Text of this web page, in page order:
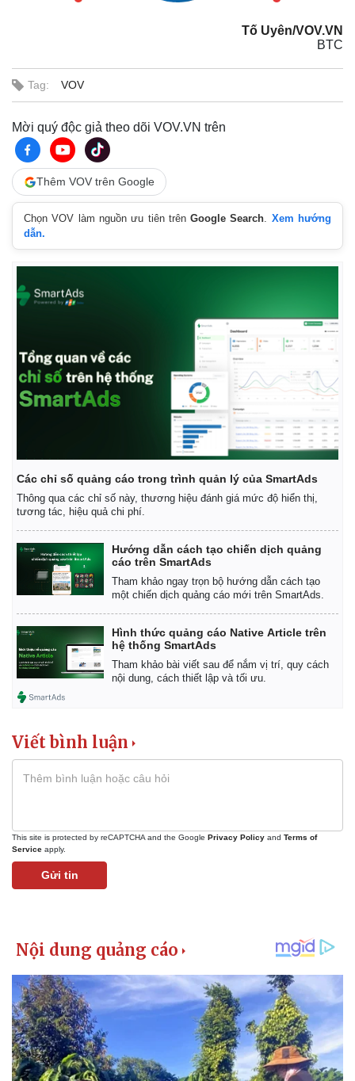
Pháp luật
Vụ án
Tư vấn luật
Quân sự - Quốc phòng
Tố Uyên/VOV.VN
BTC
Tag: VOV
Mời quý độc giả theo dõi VOV.VN trên
Thêm VOV trên Google
Chọn VOV làm nguồn ưu tiên trênGoogle Search. Xem hướng
dẫn.
Các chỉ số quảng cáo trong trình quản lý của SmartAds
Thông qua các chỉ số này, thương hiệu đánh giá mức độ hiển thị,
tương tác, hiệu quả chi phí.
Hướng dẫn cách tạo chiến dịch quảng
cáo trên SmartAds
Tham khảo ngay trọn bộ hướng dẫn cách tạo
một chiến dịch quảng cáo mới trên SmartAds.
Hình thức quảng cáo Native Article trên
hệ thống SmartAds
Tham khảo bài viết sau để nắm vị trí, quy cách
nội dung, cách thiết lập và tối ưu.
Viết bình luận
This site is protected by reCAPTCHA and the Google Privacy Policy and Terms of
Service apply.
Gửi tin